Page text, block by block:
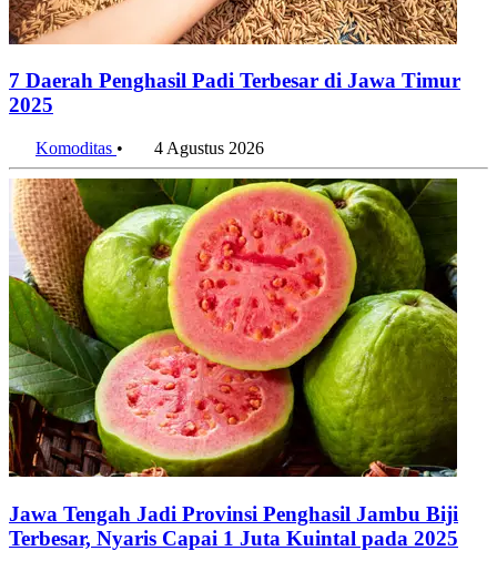
Timnas Indonesia Pimpin Nilai Pasar Skuad Termahal di
ASEAN Hyundai Cup 2026
Penulis:Fadhlan Firdaus Syafrudin •Editor:Editor
#harga emas hari ini#emas antam#logam mulia#investasi emas
#harga emas naik
Bagikan artikel ini:
WhatsApp
Twitter / X Facebook
Telegram
LinkedIn
Konten Terkait